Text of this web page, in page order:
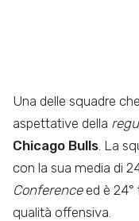
Una delle squadre
aspettative della
Chicago Bulls . La
con la sua media di
Conferenceed è
qualità offensiva.